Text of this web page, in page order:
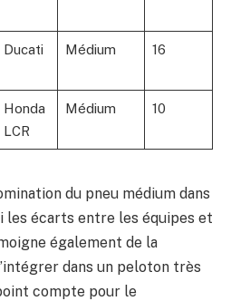
Ducati Médium 16
Honda
LCR
Médium 10
du pneu médium dans
les écarts entre les équipes et
également de la
dans un peloton très
compte pour le